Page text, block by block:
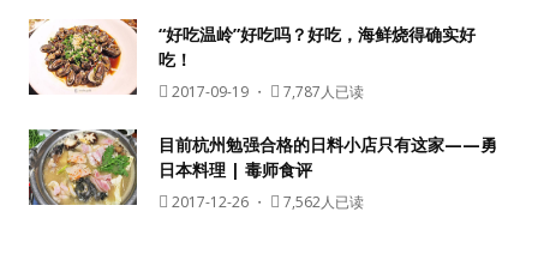
“好吃温岭”好吃吗？好吃，海鲜烧得确实好
吃！
2017-09-19 ・ 7,787人已读
目前杭州勉强合格的日料小店只有这家——勇
日本料理 | 毒师食评
2017-12-26 ・ 7,562人已读